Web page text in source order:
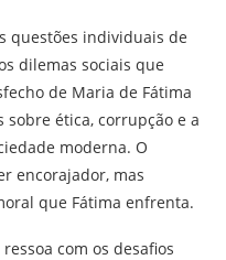
questões individuais de
dilemas sociais que
de Maria de Fátima
ética, corrupção e a
moderna. O
encorajador, mas
que Fátima enfrenta.
com os desafios